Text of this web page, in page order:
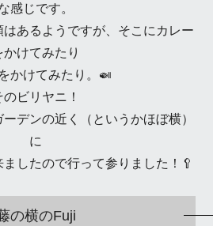
感じです。
あるようですが、そこにカレー
かけてみたり
かけてみたり。🍛
のビリヤニ！
デンの近く（というかほぼ横）
に
したので行って参りました！🥄
の横のFuji